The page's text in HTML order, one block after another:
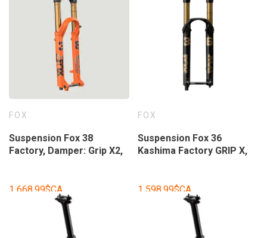
FOX
Suspension Fox 38
Factory, Damper: Grip X2,
1 668,99$CA
FOX
Suspension Fox 36
Kashima Factory GRIP X,
1 598,99$CA